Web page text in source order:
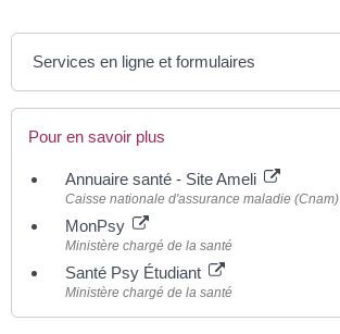
Services en ligne et formulaires
Pour en savoir plus
Annuaire santé - Site Ameli
Caisse nationale d'assurance maladie (Cnam)
MonPsy
Ministère chargé de la santé
Santé Psy Étudiant
Ministère chargé de la santé